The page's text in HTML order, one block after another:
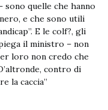
sono quelle che hanno
e che sono utili
E le colf?, gli
il ministro – non
loro non credo che
contro di
la caccia”